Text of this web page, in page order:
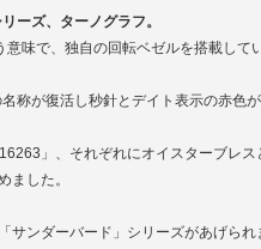
ーズ、ターノグラフ。
味で、独自の回転ベゼルを搭載して
称が復活し秒針とデイト表示の赤色
」、それぞれにオイスターブレ
ました。
ンダーバード」シリーズがあげられ